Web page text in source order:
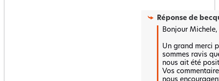
Réponse de
Bonjour Michele,
Un grand merci
sommes ravis
nous ait été
Vos
nous